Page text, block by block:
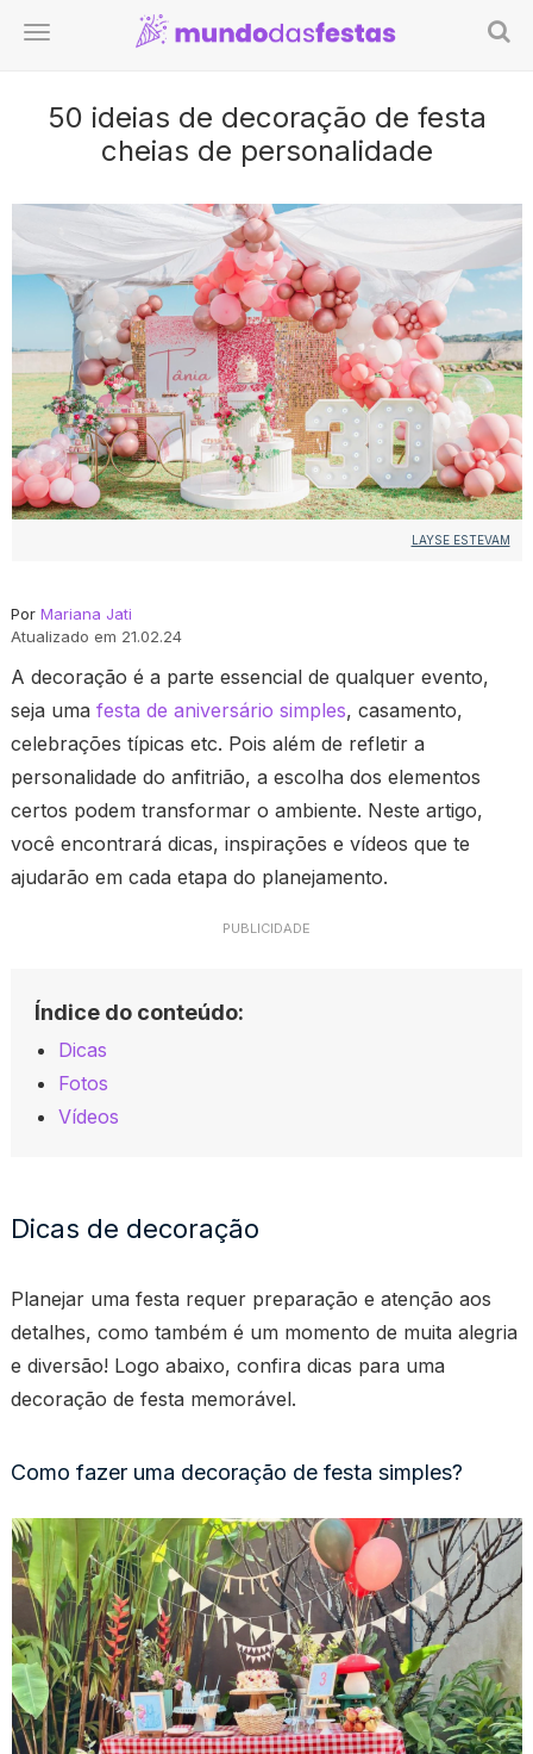
50 ideias de decoração de festa
cheias de personalidade
LAYSE ESTEVAM
PorMariana Jati
Atualizado em 21.02.24
A decoração é a parte essencial de qualquer evento,
seja umafesta de aniversário simples, casamento,
celebrações típicas etc. Pois além de refletir a
personalidade do anfitrião, a escolha dos elementos
certos podem transformar o ambiente. Neste artigo,
você encontrará dicas, inspirações e vídeos que te
ajudarão em cada etapa do planejamento.
PUBLICIDADE
Índice do conteúdo:
Dicas
Fotos
Vídeos
Dicas de decoração
Planejar uma festa requer preparação e atenção aos
detalhes, como também é um momento de muita alegria
e diversão! Logo abaixo, confira dicas para uma
decoração de festa memorável.
Como fazer uma decoração de festa simples?